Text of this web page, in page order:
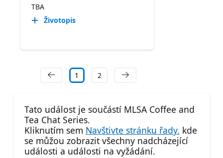
TBA
Životopis
1 2
Tato událost je součástí MLSA Coffee and
Tea Chat Series.
Kliknutím sem Navštivte stránku řady. kde
se můžou zobrazit všechny nadcházející
události a události na vyžádání.